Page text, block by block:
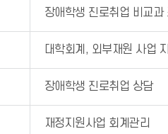
장애학생 진로취업 비교과
대학회계, 외부재원 사업
장애학생 진로취업 상담
재정지원사업 회계관리